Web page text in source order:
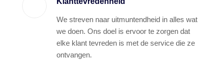
We streven naar uitmuntendheid in alles wat
we doen. Ons doel is ervoor te zorgen dat
elke klant tevreden is met de service die ze
ontvangen.